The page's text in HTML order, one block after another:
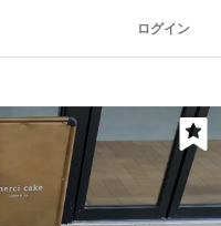
ログイン